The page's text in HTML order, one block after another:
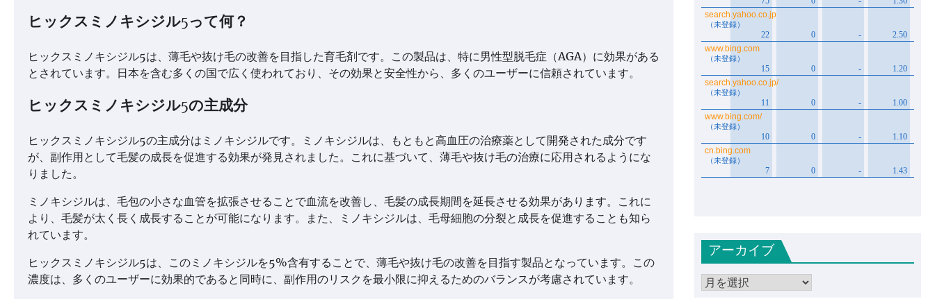
ヒックスミノキシジル5って何？
ヒックスミノキシジル5は、薄毛や抜け毛の改善を目指した育毛剤です。この製品は、特に男性型脱毛症（AGA）に効果がある
とされています。日本を含む多くの国で広く使われており、その効果と安全性から、多くのユーザーに信頼されています。
ヒックスミノキシジル5の主成分
ヒックスミノキシジル5の主成分はミノキシジルです。ミノキシジルは、もともと高血圧の治療薬として開発された成分です
が、副作用として毛髪の成長を促進する効果が発見されました。これに基づいて、薄毛や抜け毛の治療に応用されるようにな
りました。
ミノキシジルは、毛包の小さな血管を拡張させることで血流を改善し、毛髪の成長期間を延長させる効果があります。これに
より、毛髪が太く長く成長することが可能になります。また、ミノキシジルは、毛母細胞の分裂と成長を促進することも知ら
れています。
ヒックスミノキシジル5は、このミノキシジルを5%含有することで、薄毛や抜け毛の改善を目指す製品となっています。この
濃度は、多くのユーザーに効果的であると同時に、副作用のリスクを最小限に抑えるためのバランスが考慮されています。
アーカイブ
ア